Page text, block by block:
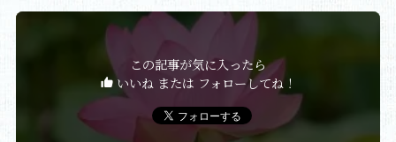
この記事が気に入ったら
いいね または フォローしてね！